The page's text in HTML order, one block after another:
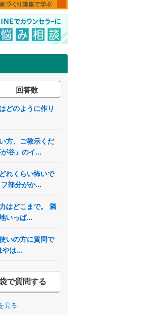
回答数
どのように作り
方、ご教示くだ
谷」のイ...
れくらい怖いで
部分がか...
はどこまで。 隣
いっぱ...
いの方に質問で
は...
で質問する
見る